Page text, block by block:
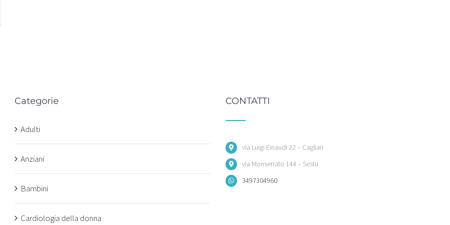
Categorie
Adulti
Anziani
Bambini
Cardiologia della donna
CONTATTI
via Luigi Einaudi 22 – Cagliari
via Monserrato 144 – Sestu
3497304960